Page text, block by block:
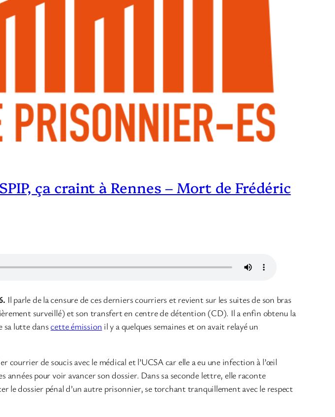
ça craint à Rennes – Mort de Frédéric
Il parle de la censure de ces derniers courriers et revient sur les suites de son bras
surveillé) et son transfert en centre de détention (CD). Il a enfin obtenu la
sa lutte danscette émission il y a quelques semaines et on avait relayé un
courrier de soucis avec le médical et l’UCSA car elle a eu une infection à l’œil
pour voir avancer son dossier. Dans sa seconde lettre, elle raconte
le dossier pénal d’un autre prisonnier, se torchant tranquillement avec le respect